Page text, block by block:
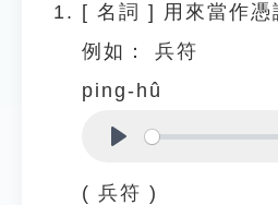
[ 名詞 ] 用來當作憑
例如：
兵符
ping-hû
( 兵符 )